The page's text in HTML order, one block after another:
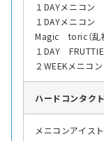
１DAYメニコン
１DAYメニコン
Magic toric（乱
１DAY FRUTTIE
２WEEKメニ
ハード コンタク
メニコンアイスト